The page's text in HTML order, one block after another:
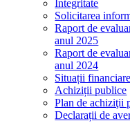
Integritate
Solicitarea
Raport de
anul 2025
Raport de
anul 2024
Situații financiare
Achiziții publice
Plan de achiziţii
Declarații de